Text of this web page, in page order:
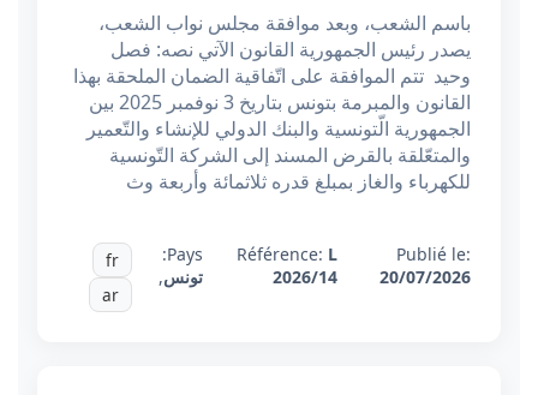
باسم الشعب، وبعد موافقة مجلس نواب الشعب،
يصدر رئيس الجمهورية القانون الآتي نصه: فصل
وحيد تتم الموافقة على اتّفاقية الضمان الملحقة بهذا
القانون والمبرمة بتونس بتاريخ 3 نوفمبر 2025 بين
الجمهورية الّتونسية والبنك الدولي للإنشاء والتّعمير
والمتعّلقة بالقرض المسند إلى الشركة التّونسية
للكهرباء والغاز بمبلغ قدره ثلاثمائة وأربعة وث
Publié le:
20/07/2026
Référence: L
2026/14
Pays:
تونس,
fr
ar